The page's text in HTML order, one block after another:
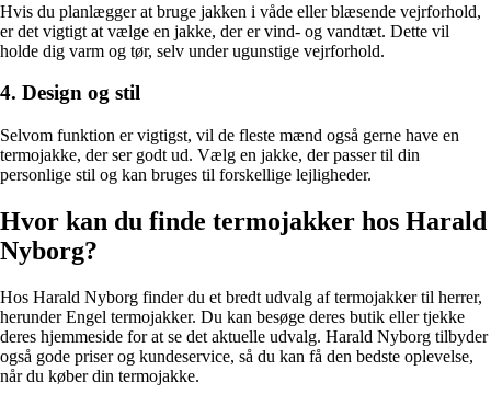
Hvis du planlægger at bruge jakken i våde eller blæsende vejrforhold,
er det vigtigt at vælge en jakke, der er vind- og vandtæt. Dette vil
holde dig varm og tør, selv under ugunstige vejrforhold.
4. Design og stil
Selvom funktion er vigtigst, vil de fleste mænd også gerne have en
termojakke, der ser godt ud. Vælg en jakke, der passer til din
personlige stil og kan bruges til forskellige lejligheder.
Hvor kan du finde termojakker hos Harald
Nyborg?
Hos Harald Nyborg finder du et bredt udvalg af termojakker til herrer,
herunder Engel termojakker. Du kan besøge deres butik eller tjekke
deres hjemmeside for at se det aktuelle udvalg. Harald Nyborg tilbyder
også gode priser og kundeservice, så du kan få den bedste oplevelse,
når du køber din termojakke.